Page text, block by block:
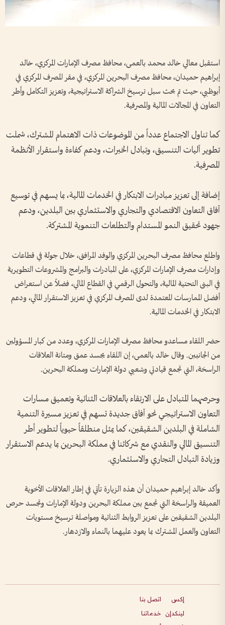
استقبل معالي خالد محمد بالعمى، محافظ مصرف الإمارات المركزي، خالد
إبراهيم حميدان، محافظ مصرف البحرين المركزي، في مقر المصرف المركزي في
أبوظبي، حيث تم بحث سبل ترسيخ الشراكة الاستراتيجية، وتعزيز التكامل وأطر
التعاون في المجالات المالية والمصرفية.
كما تناول الاجتماع عدداً من الموضوعات ذات الاهتمام المشترك، شملت
تطوير آليات التنسيق، وتبادل الخبرات، ودعم كفاءة واستقرار الأنظمة
المصرفية.
إضافة إلى تعزيز مبادرات الابتكار في الخدمات المالية، بما يسهم في توسيع
آفاق التعاون الاقتصادي والتجاري والاستثماري بين البلدين، ودعم
جهود تحقيق النمو المستدام والتطلعات التنموية المشتركة.
واطلع محافظ مصرف البحرين المركزي والوفد المرافق، خلال جولة في قطاعات
وإدارات مصرف الإمارات المركزي، على المبادرات والبرامج والمشروعات التطويرية
في البنى التحتية المالية، والتحول الرقمي في القطاع المالي، فضلاً عن استعراض
أفضل الممارسات المعتمدة لدى المصرف المركزي في تعزيز الاستقرار المالي، ودعم
الابتكار في الخدمات المالية.
حضر اللقاء مساعدو محافظ مصرف الإمارات المركزي، وعدد من كبار المسؤولين
من الجانبين. وقال خالد بالعمى، إن اللقاء يجسد عمق ومتانة العلاقات
الراسخة، التي تجمع قيادتي وشعبي دولة الإمارات ومملكة البحرين.
وحرصهما المتبادل على الارتقاء بالعلاقات الثنائية وتعميق مسارات
التعاون الاستراتيجي نحو آفاق جديدة تسهم في تعزيز مسيرة التنمية
الشاملة في البلدين الشقيقين، كما يمثل منطلقاً حيوياً لتطوير أطر
التنسيق المالي والنقدي مع شركائنا في مملكة البحرين بما يدعم الاستقرار
وزيادة التبادل التجاري والاستثماري.
وأكد خالد إبراهيم حميدان أن هذه الزيارة تأتي في إطار العلاقات الأخوية
العميقة والراسخة التي تجمع بين مملكة البحرين ودولة الإمارات وتجسد حرص
البلدين الشقيقين على تعزيز الروابط الثنائية ومواصلة ترسيخ مستويات
التعاون والعمل المشترك بما يعود عليهما بالنماء والازدهار.
إكس
لينكدإن
اتصل بنا
خدماتنا